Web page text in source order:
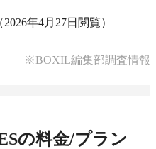
年4月27日閲覧）
※BOXIL編集部調査情報
の料金/プラン